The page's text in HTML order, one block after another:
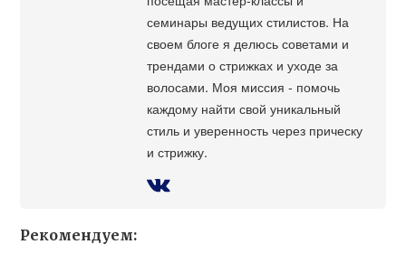
семинары ведущих стилистов. На
своем блоге я делюсь советами и
трендами о стрижках и уходе за
волосами. Моя миссия - помочь
каждому найти свой уникальный
стиль и уверенность через прическу
и стрижку.
Рекомендуем: